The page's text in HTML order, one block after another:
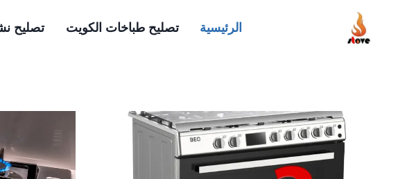
المحتوى
الرئيسية تصليح طباخات الكويت تصليح